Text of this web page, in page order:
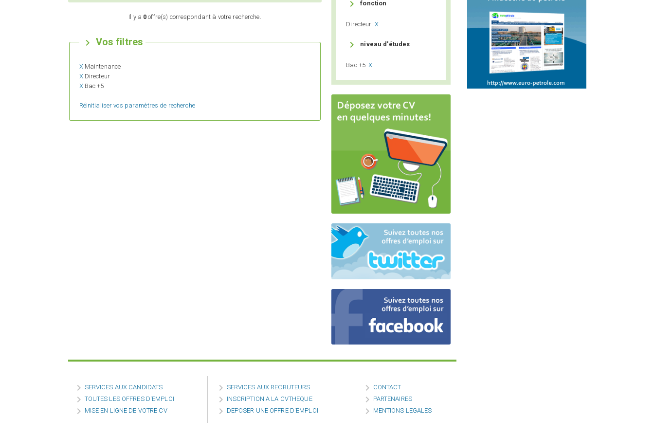
Il y a 0 offre(s) correspondant à votre recherche.
 Vos filtres
XMaintenance
XDirecteur
XBac +5
Réinitialiser vos paramètres de recherche
 fonction
Directeur X
 niveau d'études
Bac +5X
 SERVICES AUX CANDIDATS
 TOUTES LES OFFRES D'EMPLOI
 MISE EN LIGNE DE VOTRE CV
 SERVICES AUX RECRUTEURS
 INSCRIPTION A LA CVTHEQUE
 DEPOSER UNE OFFRE D'EMPLOI
 CONTACT
 PARTENAIRES
 MENTIONS LEGALES